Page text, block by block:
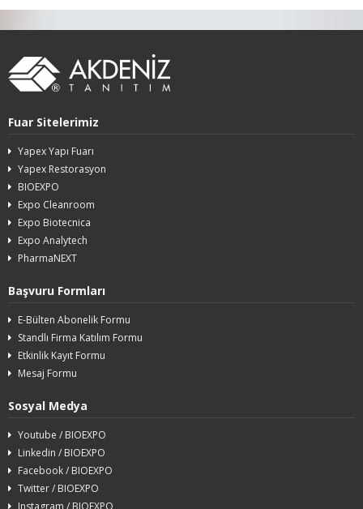
Fuar Sitelerimiz
Yapex Yapı Fuarı
Yapex Restorasyon
BIOEXPO
Expo Cleanroom
Expo Biotecnica
Expo Analytech
PharmaNEXT
Başvuru Formları
E-Bülten Abonelik Formu
Standlı Firma Katılım Formu
Etkinlik Kayıt Formu
Mesaj Formu
Sosyal Medya
Youtube / BIOEXPO
Linkedin / BIOEXPO
Facebook / BIOEXPO
Twitter / BIOEXPO
Instagram / BIOEXPO